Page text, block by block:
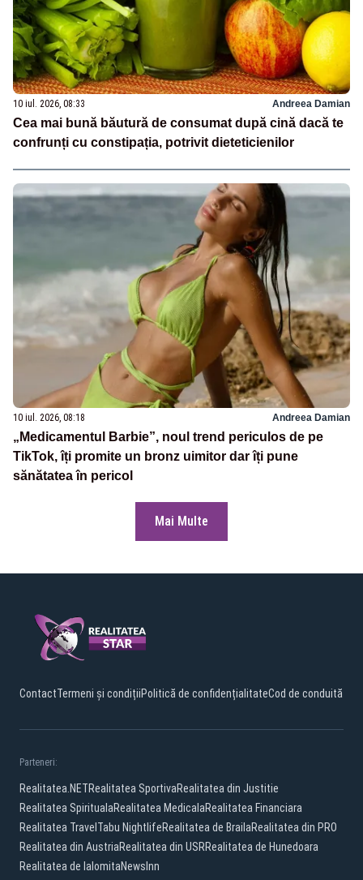
10 iul. 2026, 08:33 Andreea Damian
Cea mai bună băutură de consumat după cină dacă te
confrunți cu constipația, potrivit dieteticienilor
10 iul. 2026, 08:18 Andreea Damian
„Medicamentul Barbie”, noul trend periculos de pe
TikTok, îți promite un bronz uimitor dar îți pune
sănătatea în pericol
Mai Multe
ContactTermeni și condițiiPolitică de confidențialitateCod de conduită
Parteneri:
Realitatea.NETRealitatea SportivaRealitatea din Justitie
Realitatea SpiritualaRealitatea MedicalaRealitatea Financiara
Realitatea Travel Tabu NightlifeRealitatea de BrailaRealitatea din PRO
Realitatea din AustriaRealitatea din USRRealitatea de Hunedoara
Realitatea de IalomitaNewsInn